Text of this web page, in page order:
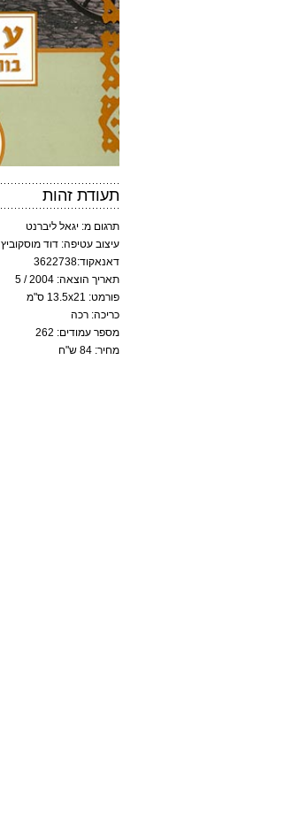
תעודת זהות
תרגום מ: יגאל ליברנט
עיצוב עטיפה: דוד מוסקוביץ
דאנאקוד:3622738
תאריך הוצאה: 2004 / 5
פורמט: 13.5x21 ס"מ
כריכה: רכה
מספר עמודים: 262
מחיר: 84 ש"ח